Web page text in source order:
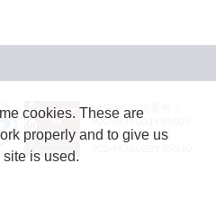
JASRAC許諾番号：
9024936001Y45037
JASRAC許諾番号：
cookies. These are
properly and to give us
is used.